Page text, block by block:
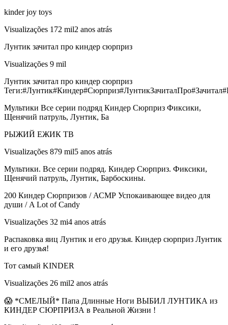
kinder joy toys
Visualizações 172 mil2 anos atrás
Лунтик зачитал про киндер сюрприз
Visualizações 9 mil
Лунтик зачитал про киндер сюрприз
Мультики Все серии подряд Киндер Сюрприз Фиксики,
Щенячий патруль, Лунтик, Ба
РЫЖИЙ ЕЖИК ТВ
Visualizações 879 mil5 anos atrás
Мультики. Все серии подряд. Киндер Сюрприз. Фиксики,
Щенячий патруль, Лунтик, Барбоскины.
200 Киндер Сюрпризов / АСМР Успокаивающее видео для
души / A Lot of Candy
Visualizações 32 mi4 anos atrás
Распаковка яиц Лунтик и его друзья. Киндер сюрприз Лунтик
и его друзья!
Тот самый KINDER
Visualizações 26 mil2 anos atrás
😱 *СМЕЛЫЙ* Папа Длинные Ноги ВЫБИЛ ЛУНТИКА из
КИНДЕР СЮРПРИЗА в Реальной Жизни !